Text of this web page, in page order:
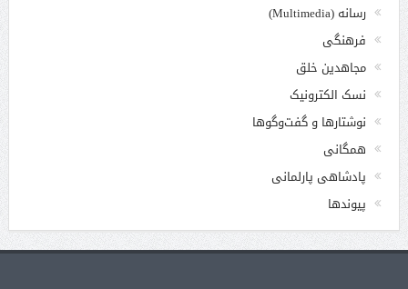
رسانه (Multimedia)
فرهنگی
مجاهدین خلق
نسک الکترونیک
نوشتارها و گفت‌وگوها
همگانی
پادشاهی پارلمانی
پیوندها